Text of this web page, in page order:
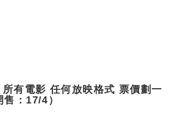
有電影 任何放映格式 票價劃一
：17/4）